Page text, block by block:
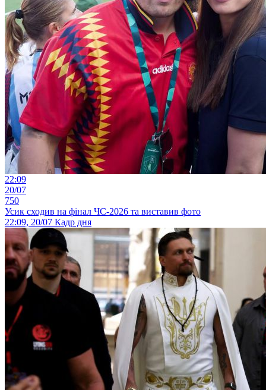
22:09
20/07
750
Усик сходив на фінал ЧС-2026 та виставив фото
22:09, 20/07 Кадр дня